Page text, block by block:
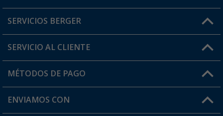
¿Tienes alguna duda?
SERVICIOS BERGER
Conviértete en distribuidor
Mi cuenta
Tarjeta Berger Digital
SERVICIO AL CLIENTE
FAQ y Contacto
Información de envío
MÉTODOS DE PAGO
ENVIAMOS CON